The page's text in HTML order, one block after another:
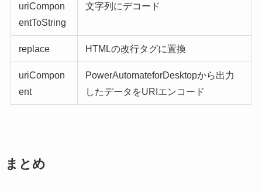
uriCompon
entToString
文字列にデコード
replace HTMLの改行タグに置換
uriCompon
ent
PowerAutomateforDesktopから出力
したデータをURIエンコード
まとめ